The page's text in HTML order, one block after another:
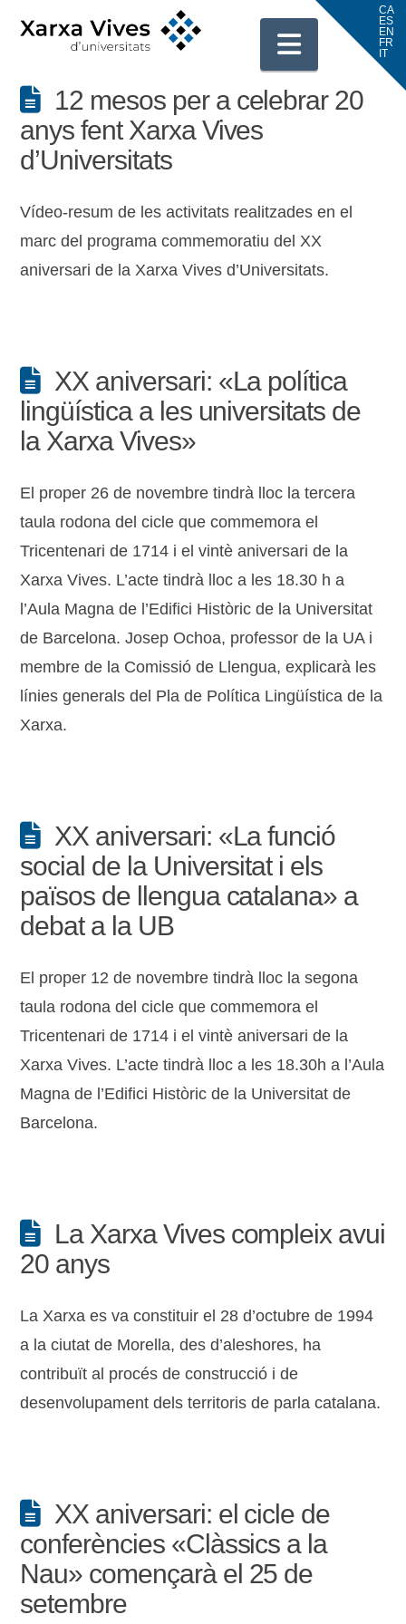
12 mesos per a celebrar 20
anys fent Xarxa Vives
d’Universitats
Vídeo-resum de les activitats realitzades en el
marc del programa commemoratiu del XX
aniversari de la Xarxa Vives d’Universitats.
XX aniversari: «La política
lingüística a les universitats de
la Xarxa Vives»
El proper 26 de novembre tindrà lloc la tercera
taula rodona del cicle que commemora el
Tricentenari de 1714 i el vintè aniversari de la
Xarxa Vives. L’acte tindrà lloc a les 18.30 h a
l’Aula Magna de l’Edifici Històric de la Universitat
de Barcelona. Josep Ochoa, professor de la UA i
membre de la Comissió de Llengua, explicarà les
línies generals del Pla de Política Lingüística de la
Xarxa.
XX aniversari: «La funció
social de la Universitat i els
països de llengua catalana» a
debat a la UB
El proper 12 de novembre tindrà lloc la segona
taula rodona del cicle que commemora el
Tricentenari de 1714 i el vintè aniversari de la
Xarxa Vives. L’acte tindrà lloc a les 18.30h a l’Aula
Magna de l’Edifici Històric de la Universitat de
Barcelona.
La Xarxa Vives compleix avui
20 anys
La Xarxa es va constituir el 28 d’octubre de 1994
a la ciutat de Morella, des d’aleshores, ha
contribuït al procés de construcció i de
desenvolupament dels territoris de parla catalana.
XX aniversari: el cicle de
conferències «Clàssics a la
Nau» començarà el 25 de
setembre